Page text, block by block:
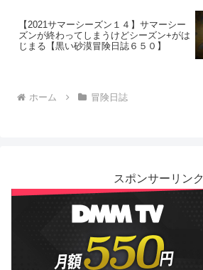
【2021サマーシーズン１４】サマーシー
ズンが終わってしまうけどシーズン+がは
じまる【黒い砂漠冒険日誌６５０】
ホーム 冒険日誌
スポンサーリンク